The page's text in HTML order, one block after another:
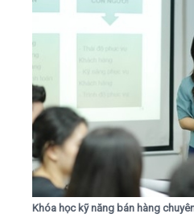
Khóa học kỹ năng bán hàng